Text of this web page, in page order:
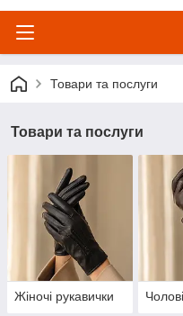
Товари та послуги
Товари та послуги
Жіночі рукавички